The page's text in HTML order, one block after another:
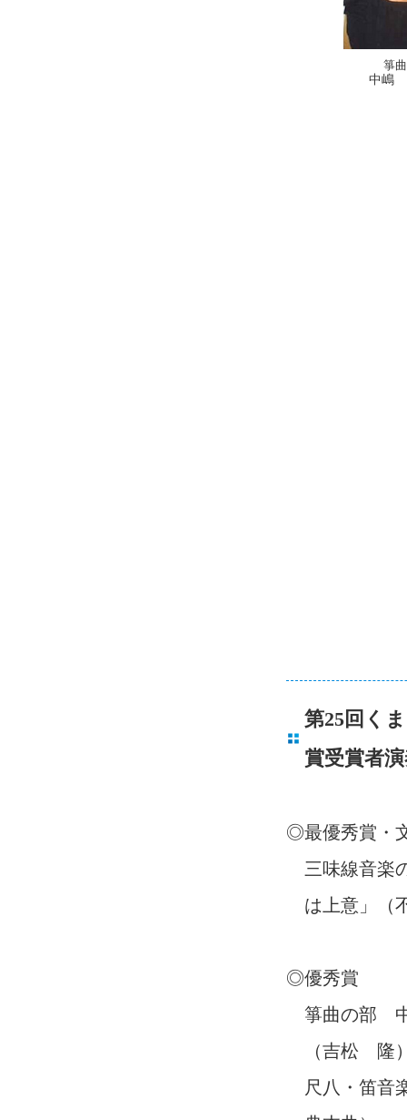
箏
中嶋
第25回く
賞受賞者
◎最優秀賞・
三味線音
は上意」（
◎優秀賞
箏曲の部
（吉松 隆
尺八・笛